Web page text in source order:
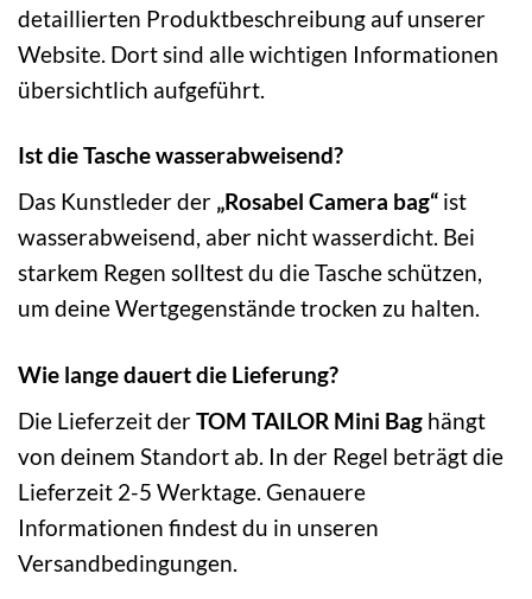
detaillierten Produktbeschreibung auf unserer
Website. Dort sind alle wichtigen Informationen
übersichtlich aufgeführt.
Ist die Tasche wasserabweisend?
Das Kunstleder der „Rosabel Camera bag“ ist
wasserabweisend, aber nicht wasserdicht. Bei
starkem Regen solltest du die Tasche schützen,
um deine Wertgegenstände trocken zu halten.
Wie lange dauert die Lieferung?
Die Lieferzeit derTOM TAILOR Mini Bag hängt
von deinem Standort ab. In der Regel beträgt die
Lieferzeit 2-5 Werktage. Genauere
Informationen findest du in unseren
Versandbedingungen.